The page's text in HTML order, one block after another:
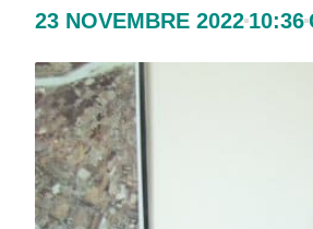
23 NOVEMBRE 2022 10:36